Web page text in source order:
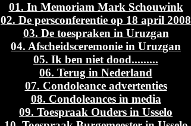
01. In Memoriam Mark Schouwink
02. De persconferentie op 18 april 2008
03. De toespraken in Uruzgan
04. Afscheidsceremonie in Uruzgan
05. Ik ben niet dood.........
06. Terug in Nederland
07. Condoleance advertenties
08. Condoleances in media
09. Toespraak Ouders in Usselo